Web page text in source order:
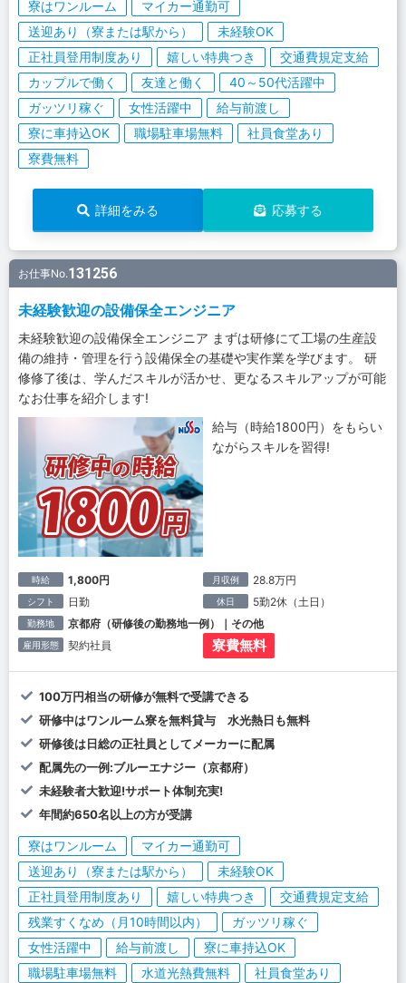
寮はワンルーム
マイカー通勤可
送迎あり（寮または駅から）
未経験OK
正社員登用制度あり
嬉しい特典つき
交通費規定支給
カップルで働く
友達と働く
40～50代活躍中
ガッツリ稼ぐ
女性活躍中
給与前渡し
寮に車持込OK
職場駐車場無料
社員食堂あり
寮費無料
詳細をみる 応募する
お仕事No.131256
未経験歓迎の設備保全エンジニア
未経験歓迎の設備保全エンジニア まずは研修にて工場の生産設
備の維持・管理を行う設備保全の基礎や実作業を学びます。 研
修修了後は、学んだスキルが活かせ、更なるスキルアップが可能
なお仕事を紹介します!
給与（時給1800円）をもらい
ながらスキルを習得!
時給 1,800円 月収例 28.8万円
シフト 日勤 休日 5勤2休（土日）
勤務地 京都府（研修後の勤務地一例）｜その他
雇用形態 契約社員 寮費無料
100万円相当の研修が無料で受講できる
研修中はワンルーム寮を無料貸与 水光熱日も無料
研修後は日総の正社員としてメーカーに配属
配属先の一例:ブルーエナジー（京都府）
未経験者大歓迎!サポート体制充実!
年間約650名以上の方が受講
寮はワンルーム
マイカー通勤可
送迎あり（寮または駅から）
未経験OK
正社員登用制度あり
嬉しい特典つき
交通費規定支給
残業すくなめ（月10時間以内）
ガッツリ稼ぐ
女性活躍中
給与前渡し
寮に車持込OK
職場駐車場無料
水道光熱費無料
社員食堂あり